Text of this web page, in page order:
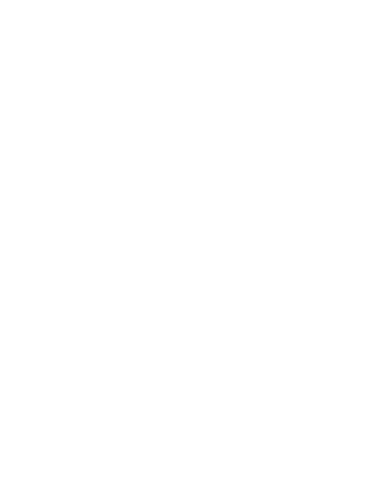
a plážové osušky zdarma.
čerstvým pečivem (10.30–12.00 hod.)
formou bufetu s tzv. plážovým jídlem
hod.), pizza, čerstvé saláty (nutná
sušenky (10.00-15.30 hod.)
jídel "meze" (zona pro dospělé osoby, 19.00-
středomořský styl včetne"show cooking"
hod., nutná rezervace)